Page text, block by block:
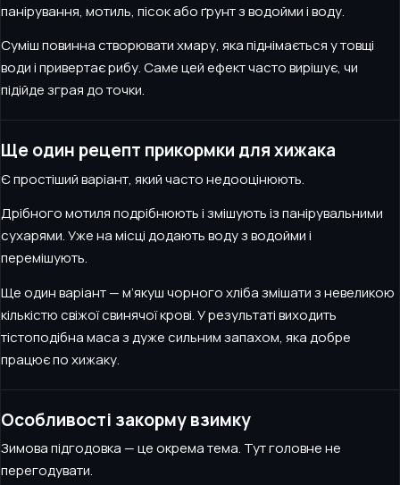
панірування, мотиль, пісок або ґрунт з водойми і воду.
Суміш повинна створювати хмару, яка піднімається у товщі
води і привертає рибу. Саме цей ефект часто вирішує, чи
підійде зграя до точки.
Ще один рецепт прикормки для хижака
Є простіший варіант, який часто недооцінюють.
Дрібного мотиля подрібнюють і змішують із панірувальними
сухарями. Уже на місці додають воду з водойми і
перемішують.
Ще один варіант — м’якуш чорного хліба змішати з невеликою
кількістю свіжої свинячої крові. У результаті виходить
тістоподібна маса з дуже сильним запахом, яка добре
працює по хижаку.
Особливості закорму взимку
Зимова підгодовка — це окрема тема. Тут головне не
перегодувати.